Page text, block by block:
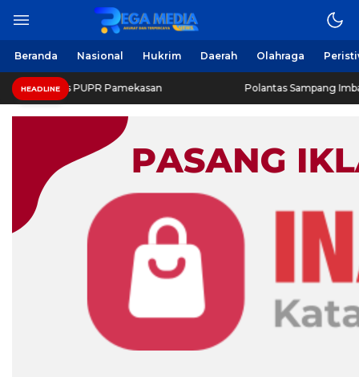
Beranda Nasional Hukrim Daerah Olahraga
HEADLINE
PUPR Pamekasan Polantas Sampang Imbau Latihan